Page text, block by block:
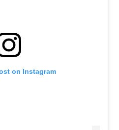
on Instagram